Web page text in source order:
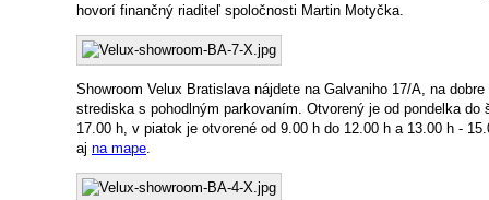
hovorí finančný riaditeľ spoločnosti Martin Motyčka.
Showroom Velux Bratislava nájdete na Galvaniho 17/A, na
strediska s pohodlným parkovaním. Otvorený je od pondelka
17.00 h, v piatok je otvorené od 9.00 h do 12.00 h a 13.00 h -
aj na mape